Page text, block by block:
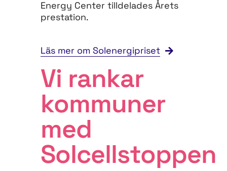
Energy Center tilldelades Årets
prestation.
Läs mer om Solenergipriset
Vi rankar
kommuner
med
Solcellstoppen